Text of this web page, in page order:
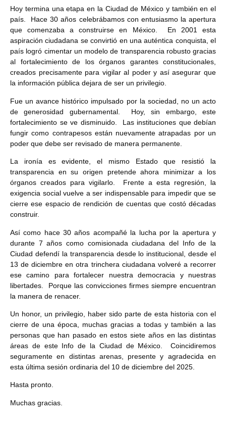
Hoy termina una etapa en la Ciudad de México y también en el
país. Hace 30 años celebrábamos con entusiasmo la apertura
que comenzaba a construirse en México. En 2001 esta
aspiración ciudadana se convirtió en una auténtica conquista, el
país logró cimentar un modelo de transparencia robusto gracias
al fortalecimiento de los órganos garantes constitucionales,
creados precisamente para vigilar al poder y así asegurar que
la información pública dejara de ser un privilegio.
Fue un avance histórico impulsado por la sociedad, no un acto
de generosidad gubernamental. Hoy, sin embargo, este
fortalecimiento se ve disminuido. Las instituciones que debían
fungir como contrapesos están nuevamente atrapadas por un
poder que debe ser revisado de manera permanente.
La ironía es evidente, el mismo Estado que resistió la
transparencia en su origen pretende ahora minimizar a los
órganos creados para vigilarlo. Frente a esta regresión, la
exigencia social vuelve a ser indispensable para impedir que se
cierre ese espacio de rendición de cuentas que costó décadas
construir.
Así como hace 30 años acompañé la lucha por la apertura y
durante 7 años como comisionada ciudadana del Info de la
Ciudad defendí la transparencia desde lo institucional, desde el
13 de diciembre en otra trinchera ciudadana volveré a recorrer
ese camino para fortalecer nuestra democracia y nuestras
libertades. Porque las convicciones firmes siempre encuentran
la manera de renacer.
Un honor, un privilegio, haber sido parte de esta historia con el
cierre de una época, muchas gracias a todas y también a las
personas que han pasado en estos siete años en las distintas
áreas de este Info de la Ciudad de México. Coincidiremos
seguramente en distintas arenas, presente y agradecida en
esta última sesión ordinaria del 10 de diciembre del 2025.
Hasta pronto.
Muchas gracias.